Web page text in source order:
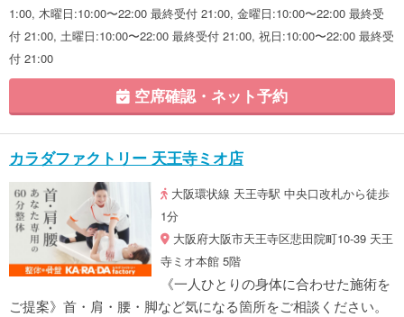
1:00, 木曜日:10:00〜22:00 最終受付 21:00, 金曜日:10:00〜22:00 最終受
付 21:00, 土曜日:10:00〜22:00 最終受付 21:00, 祝日:10:00〜22:00 最終受
付 21:00
空席確認・ネット予約
カラダファクトリー 天王寺ミオ店
大阪環状線 天王寺駅 中央口改札から徒歩
1分
大阪府大阪市天王寺区悲田院町10-39 天王
寺ミオ本館 5階
《一人ひとりの身体に合わせた施術を
ご提案》首・肩・腰・脚など気になる箇所をご相談ください。